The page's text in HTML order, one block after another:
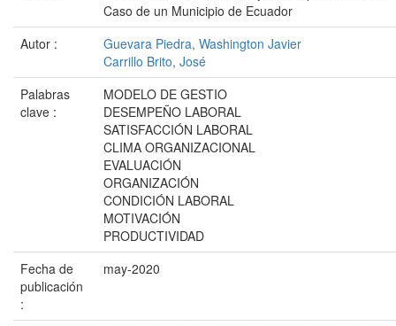
Caso de un Municipio de Ecuador
Autor :
Guevara Piedra, Washington Javier
Carrillo Brito, José
Palabras
clave :
MODELO DE GESTIO
DESEMPEÑO LABORAL
SATISFACCIÓN LABORAL
CLIMA ORGANIZACIONAL
EVALUACIÓN
ORGANIZACIÓN
CONDICIÓN LABORAL
MOTIVACIÓN
PRODUCTIVIDAD
Fecha de
publicación
:
may-2020